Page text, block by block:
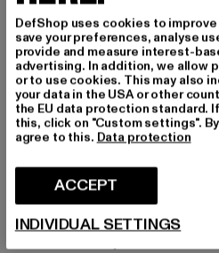
Gelegenheid: Alledaags,
Basis
Cut: Regelmatig
Merk: Estelou
Kategori: Crew Neck Jumpers
Kleur: rot
Kleur fabrikant: bordeaux
Art.Nr: EST-CR-STK-00308
Fabrikant: TB International
DefShop uses cookies to
save your preferences, analyse
provide and measure interest-
advertising. In addition, we allow
or to use cookies. This may also
your data in the USA or other
the EU data protection standard.
this, click on "Custom settings".
agree to this. Data protection
ACCEPT
INDIVIDUAL SETTINGS